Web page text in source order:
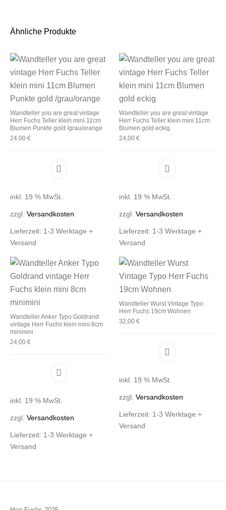
Ähnliche Produkte
Wandteller you are great vintage
Herr Fuchs Teller klein mini 11cm
Blumen Punkte gold /grau/orange
24,00€
inkl. 19 % MwSt.
zzgl.Versandkosten
Lieferzeit: 1-3 Werktage +
Versand
Wandteller you are great vintage
Herr Fuchs Teller klein mini 11cm
Blumen gold eckig
24,00 €
inkl. 19 % MwSt.
zzgl. Versandkosten
Lieferzeit: 1-3 Werktage +
Versand
Wandteller Anker Typo Goldrand
vintage Herr Fuchs klein mini 8cm
minimini
24,00€
inkl. 19 % MwSt.
zzgl.Versandkosten
Lieferzeit: 1-3 Werktage +
Versand
Wandteller Wurst Vintage Typo
Herr Fuchs 19cm Wohnen
32,00 €
inkl. 19 % MwSt.
zzgl. Versandkosten
Lieferzeit: 1-3 Werktage +
Versand